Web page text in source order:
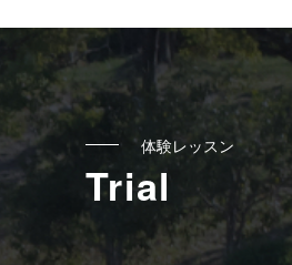
の
リ
ン
ク
体験レッスン
Trial